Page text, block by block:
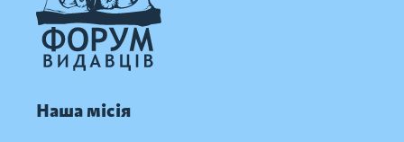
Наша місія